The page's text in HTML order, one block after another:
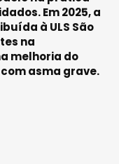
Em 2025, a
à ULS São
na
melhoria do
asma grave.